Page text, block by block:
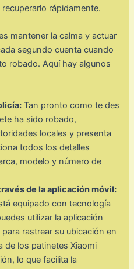
rápidamente.
mantener la calma y actuar
segundo cuenta cuando
robado. Aquí hay algunos
Tan pronto como te des
ha sido robado,
locales y presenta
todos los detalles
modelo y número de
de la aplicación móvil:
equipado con tecnología
utilizar la aplicación
rastrear su ubicación en
de los patinetes Xiaomi
lo que facilita la